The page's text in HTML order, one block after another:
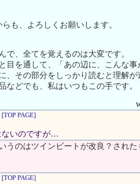
も、よろしくお願いします。
で、全てを覚えるのは大変です。
目を通して、「あの辺に、こんな
、その部分をしっかり読むと理解が
などでも、私はいつもこの手です。
[TOP PAGE]
ないのですが…
うのはツインビートが改良？され
[TOP PAGE]